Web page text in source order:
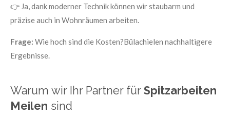
👉 Ja, dank moderner Technik können wir staubarm und
präzise auch in Wohnräumen arbeiten.
Frage: Wie hoch sind die Kosten?Bülachielen nachhaltigere
Ergebnisse.
Warum wir Ihr Partner für Spitzarbeiten
Meilen sind